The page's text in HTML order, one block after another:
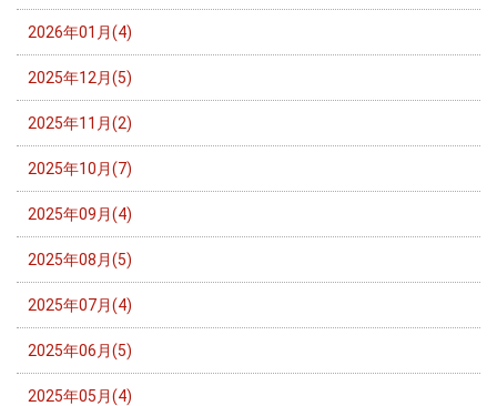
2026年01月(4)
2025年12月(5)
2025年11月(2)
2025年10月(7)
2025年09月(4)
2025年08月(5)
2025年07月(4)
2025年06月(5)
2025年05月(4)